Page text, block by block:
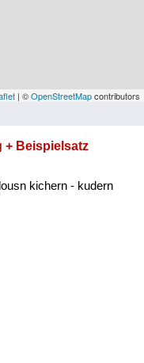
| ©OpenStreetMapcontributors
+ Beispielsatz
kichern - kudern